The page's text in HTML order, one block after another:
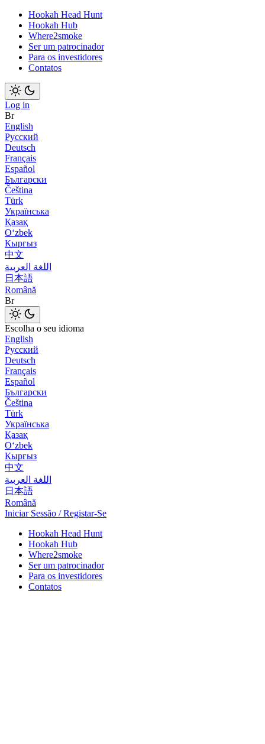
Hookah Head Hunt
Hookah Hub
Where2smoke
Ser um patrocinador
Para os investidores
Contatos
Log in
Br
English
Русский
Deutsch
Français
Español
Български
Čeština
Türk
Українська
Қазақ
Оʻzbek
Кыргыз
中文
اللغة العربية
日本語
Română
Br
Escolha o seu idioma
English
Русский
Deutsch
Français
Español
Български
Čeština
Türk
Українська
Қазақ
Оʻzbek
Кыргыз
中文
اللغة العربية
日本語
Română
Iniciar Sessão / Registar-Se
Hookah Head Hunt
Hookah Hub
Where2smoke
Ser um patrocinador
Para os investidores
Contatos